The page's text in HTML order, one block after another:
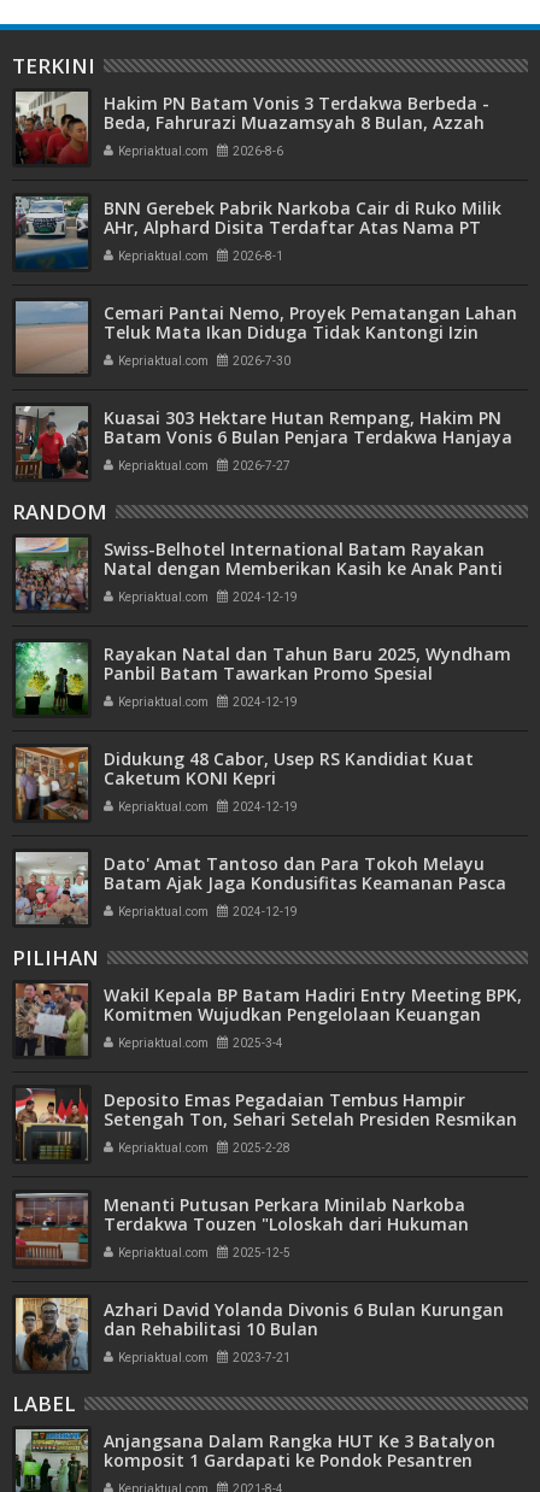
TERKINI
Hakim PN Batam Vonis 3 Terdakwa Berbeda -
Beda, Fahrurazi Muazamsyah 8 Bulan, Azzah
Azzurah dan Risma Divonis 2 Tahun 6 Bulan
Kepriaktual.com 2026-8-6
BNN Gerebek Pabrik Narkoba Cair di Ruko Milik
AHr, Alphard Disita Terdaftar Atas Nama PT
Mitra Usaha Properti
Kepriaktual.com 2026-8-1
Cemari Pantai Nemo, Proyek Pematangan Lahan
Teluk Mata Ikan Diduga Tidak Kantongi Izin
Amdal
Kepriaktual.com 2026-7-30
Kuasai 303 Hektare Hutan Rempang, Hakim PN
Batam Vonis 6 Bulan Penjara Terdakwa Hanjaya
Kepriaktual.com 2026-7-27
RANDOM
Swiss-Belhotel International Batam Rayakan
Natal dengan Memberikan Kasih ke Anak Panti
Asuhan Viran Sejahtera
Kepriaktual.com 2024-12-19
Rayakan Natal dan Tahun Baru 2025, Wyndham
Panbil Batam Tawarkan Promo Spesial
Kepriaktual.com 2024-12-19
Didukung 48 Cabor, Usep RS Kandidiat Kuat
Caketum KONI Kepri
Kepriaktual.com 2024-12-19
Dato' Amat Tantoso dan Para Tokoh Melayu
Batam Ajak Jaga Kondusifitas Keamanan Pasca
Insiden Rempang
Kepriaktual.com 2024-12-19
PILIHAN
Wakil Kepala BP Batam Hadiri Entry Meeting BPK,
Komitmen Wujudkan Pengelolaan Keuangan
Transparan dan Akuntabel
Kepriaktual.com 2025-3-4
Deposito Emas Pegadaian Tembus Hampir
Setengah Ton, Sehari Setelah Presiden Resmikan
Bank Emas
Kepriaktual.com 2025-2-28
Menanti Putusan Perkara Minilab Narkoba
Terdakwa Touzen "Loloskah dari Hukuman
Seumur Hidup atau Mati"
Kepriaktual.com 2025-12-5
Azhari David Yolanda Divonis 6 Bulan Kurungan
dan Rehabilitasi 10 Bulan
Kepriaktual.com 2023-7-21
LABEL
Anjangsana Dalam Rangka HUT Ke 3 Batalyon
komposit 1 Gardapati ke Pondok Pesantren
Fastabiqul Khoirat
Kepriaktual.com 2021-8-4